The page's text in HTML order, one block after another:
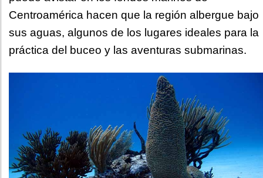
Centroamérica hacen que la región albergue bajo
sus aguas, algunos de los lugares ideales para la
práctica del buceo y las aventuras submarinas.